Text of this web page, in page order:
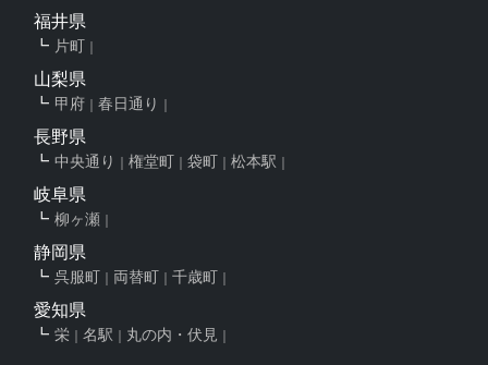
福井県
片町
山梨県
甲府 春日通り
長野県
中央通り 権堂町 袋町 松本駅
岐阜県
柳ヶ瀬
静岡県
呉服町 両替町 千歳町
愛知県
栄 名駅 丸の内・伏見